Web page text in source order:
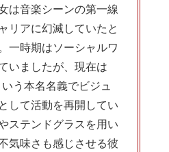
は音楽シーンの第一線
リアに幻滅していたと
一時期はソーシャルワ
いましたが、現在は
いう本名名義でビジュ
して活動を再開してい
ステンドグラスを用い
気味さも感じさせる彼